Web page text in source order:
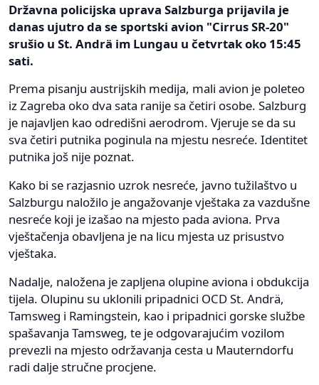
Državna policijska uprava Salzburga prijavila je
danas ujutro da se sportski avion "Cirrus SR-20"
srušio u St. Andrä im Lungau u četvrtak oko 15:45
sati.
Prema pisanju austrijskih medija, mali avion je poleteo
iz Zagreba oko dva sata ranije sa četiri osobe. Salzburg
je najavljen kao odredišni aerodrom. Vjeruje se da su
sva četiri putnika poginula na mjestu nesreće. Identitet
putnika još nije poznat.
Kako bi se razjasnio uzrok nesreće, javno tužilaštvo u
Salzburgu naložilo je angažovanje vještaka za vazdušne
nesreće koji je izašao na mjesto pada aviona. Prva
vještačenja obavljena je na licu mjesta uz prisustvo
vještaka.
Nadalje, naložena je zapljena olupine aviona i obdukcija
tijela. Olupinu su uklonili pripadnici OCD St. Andrä,
Tamsweg i Ramingstein, kao i pripadnici gorske službe
spašavanja Tamsweg, te je odgovarajućim vozilom
prevezli na mjesto održavanja cesta u Mauterndorfu
radi dalje stručne procjene.